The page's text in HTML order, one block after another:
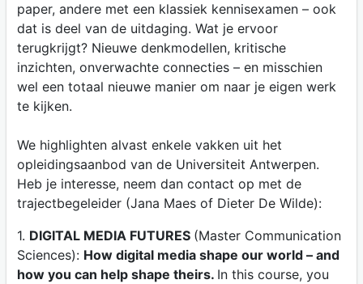
paper, andere met een klassiek kennisexamen – ook
dat is deel van de uitdaging. Wat je ervoor
terugkrijgt? Nieuwe denkmodellen, kritische
inzichten, onverwachte connecties – en misschien
wel een totaal nieuwe manier om naar je eigen werk
te kijken.
We highlighten alvast enkele vakken uit het
opleidingsaanbod van de Universiteit Antwerpen.
Heb je interesse, neem dan contact op met de
trajectbegeleider (Jana Maes of Dieter De Wilde):
1. DIGITAL MEDIA FUTURES (Master Communication
Sciences): How digital media shape our world – and
how you can help shape theirs. In this course, you